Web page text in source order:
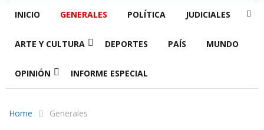
INICIO GENERALES POLÍTICA JUDICIALES
ARTE Y CULTURA DEPORTES PAÍS MUNDO
OPINIÓN INFORME ESPECIAL
Home Generales